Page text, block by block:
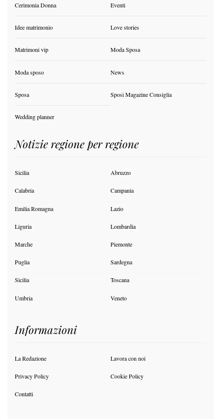
Cerimonia Donna Eventi
Idee matrimonio Love stories
Matrimoni vip Moda Sposa
Moda sposo News
Sposa Sposi Magazine Consiglia
Wedding planner
Notizie regione per regione
Sicilia Abruzzo
Calabria Campania
Emilia Romagna Lazio
Liguria Lombardia
Marche Piemonte
Puglia Sardegna
Sicilia Toscana
Umbria Veneto
Informazioni
La Redazione Lavora con noi
Privacy Policy Cookie Policy
Contatti